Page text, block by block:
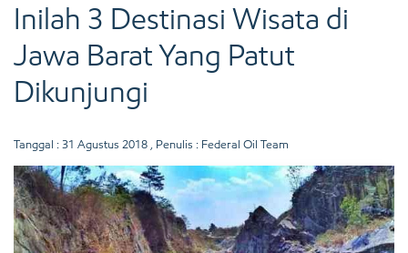
Inilah 3 Destinasi Wisata di
Jawa Barat Yang Patut
Dikunjungi
Tanggal : 31 Agustus 2018 , Penulis : Federal Oil Team